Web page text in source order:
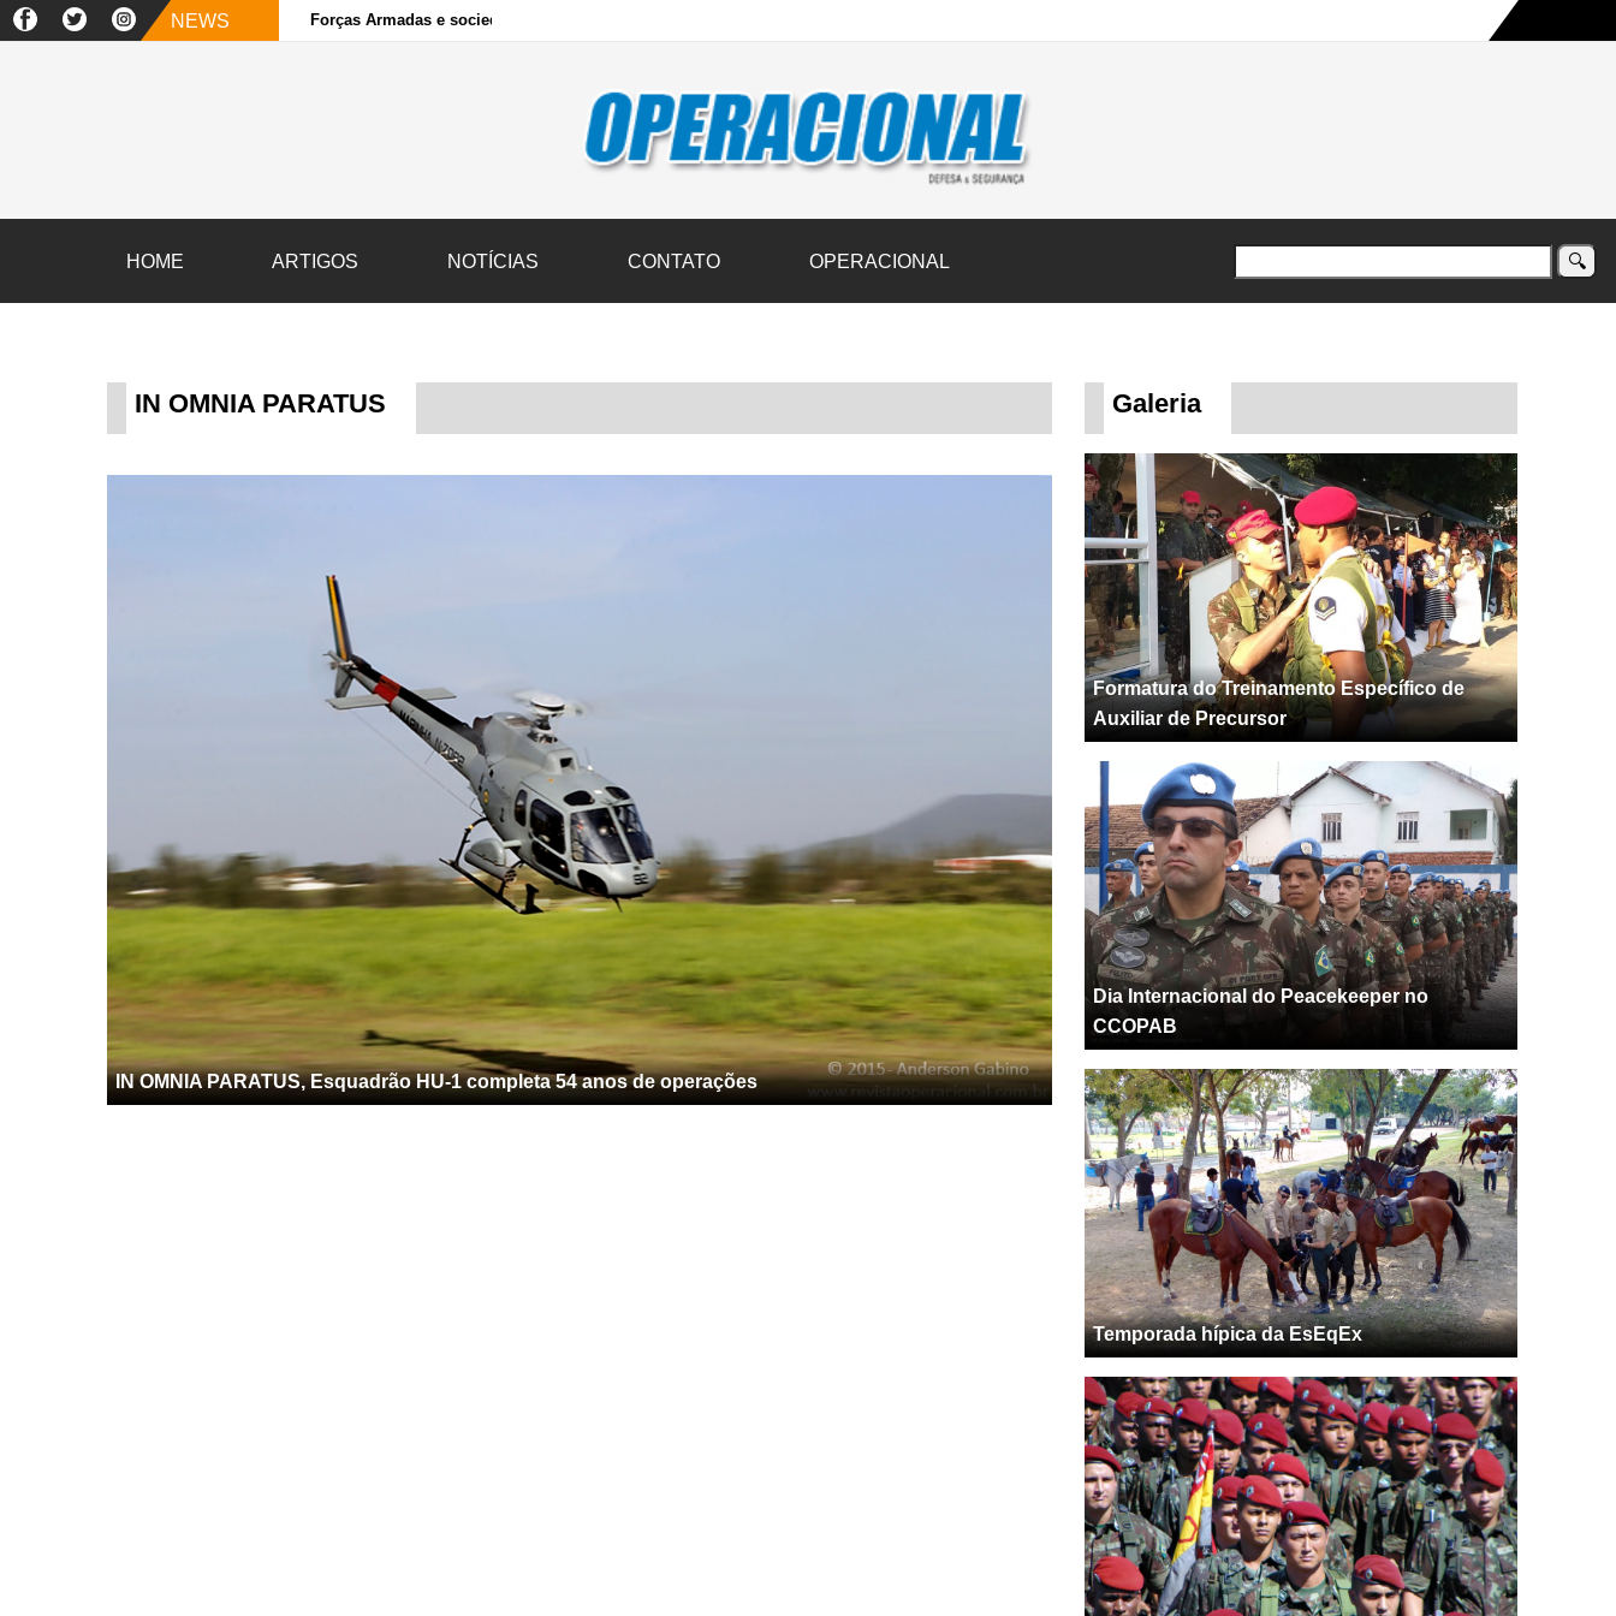
NEWS Forças Armadas e sociedade civil transportam 3,6 mil toneladas de donativos ao Rio Grande do Sul na maior campanha humanitária já registrada no país
HOME ARTIGOS NOTÍCIAS CONTATO OPERACIONAL
IN OMNIA PARATUS
IN OMNIA PARATUS, Esquadrão HU-1 completa 54 anos de operações
Galeria
Formatura do Treinamento Específico de
Auxiliar de Precursor
Dia Internacional do Peacekeeper no
CCOPAB
Temporada hípica da EsEqEx